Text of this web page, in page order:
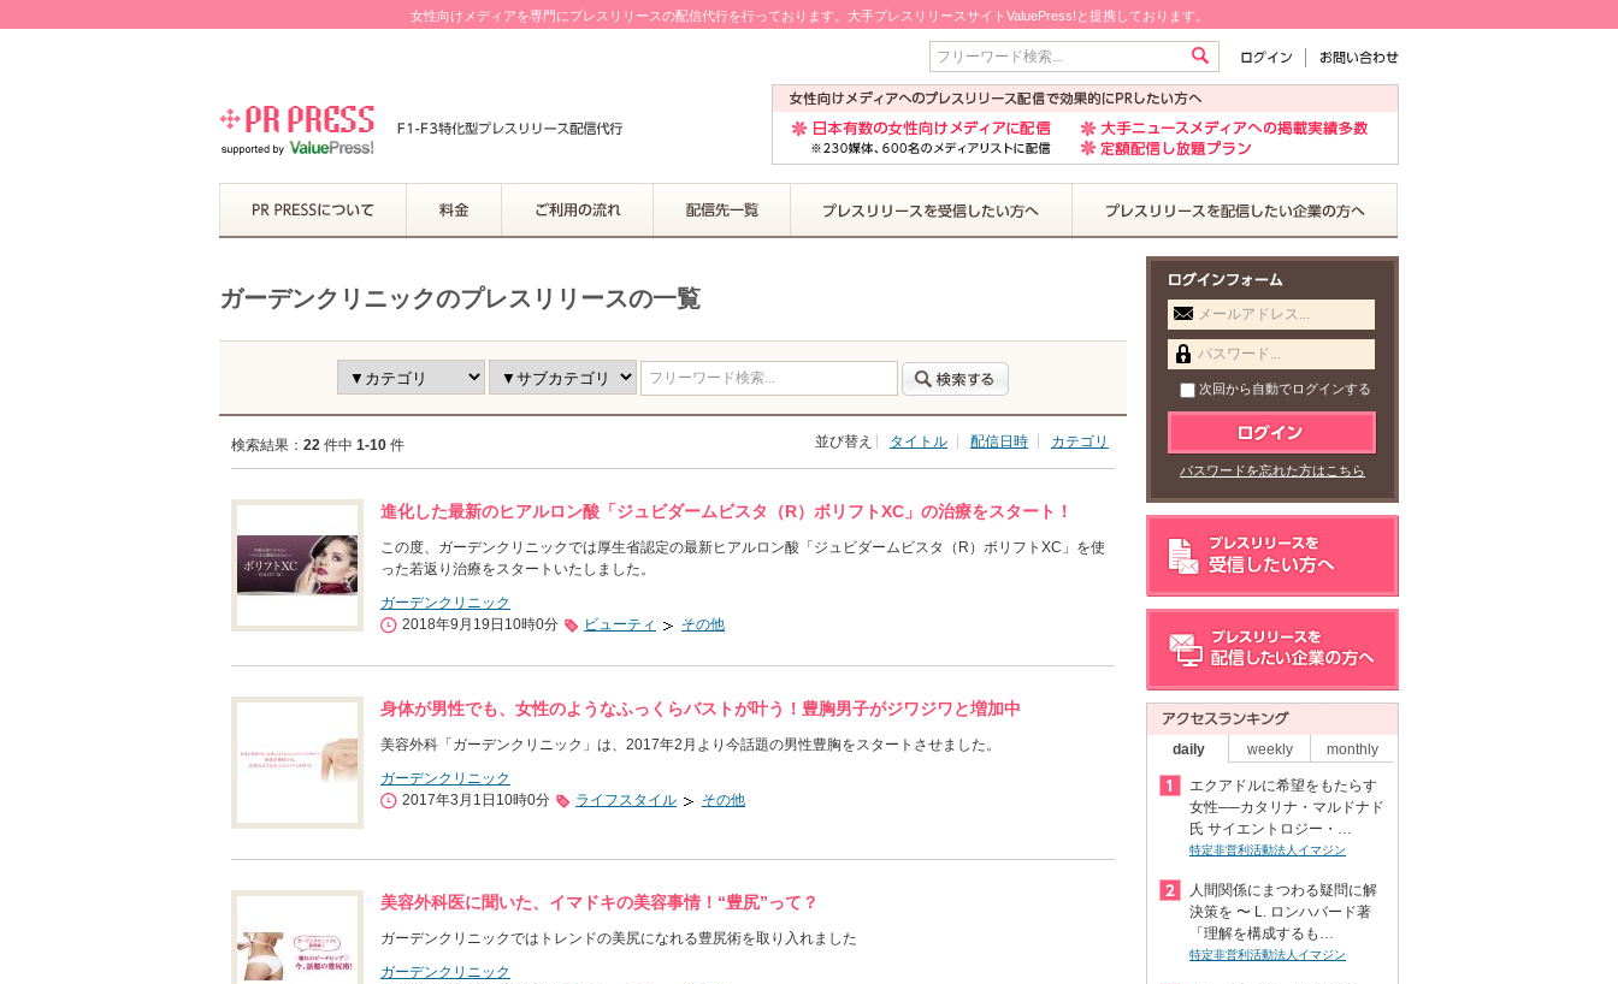
女性向けメディアを専門にプレスリリースの配信代行を行っております。大手プレスリリースサイトValuePress!と提携しております。
フリーワード検索...
ガーデンクリニックのプレスリリースの一覧
フリーワード検索...
検索結果： 22 件中 1-10 件 並び替え タイトル 配信日時 カテゴリ
進化した最新のヒアルロン酸「ジュビダームビスタ（R）ボリフトXC」の治療をスタート！
この度、ガーデンクリニックでは厚生省認定の最新ヒアルロン酸「ジュビダームビスタ（R）ボリフトXC」を使
った若返り治療をスタートいたしました。
ガーデンクリニック
2018年9月19日10時0分
ビューティ その他
身体が男性でも、女性のようなふっくらバストが叶う！豊胸男子がジワジワと増加中
美容外科「ガーデンクリニック」は、2017年2月より今話題の男性豊胸をスタートさせました。
ガーデンクリニック
2017年3月1日10時0分
ライフスタイル その他
美容外科医に聞いた、イマドキの美容事情！“豊尻”って？
ガーデンクリニックではトレンドの美尻になれる豊尻術を取り入れました
ガーデンクリニック
メールアドレス...
パスワード...
次回から自動でログインする
パスワードを忘れた方はこちら
daily weekly monthly
エクアドルに希望をもたらす
女性──カタリナ・マルドナド
氏 サイエントロジー・…
特定非営利活動法人イマジン
人間関係にまつわる疑問に解
決策を 〜 L. ロンハバード著
「理解を構成するも…
特定非営利活動法人イマジン